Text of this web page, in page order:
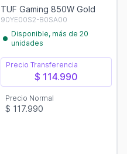
TUF Gaming 850W Gold
90YE00S2-B0SA00
Disponible, más de 20
unidades
Precio Transferencia
$ 114.990
Precio Normal
$ 117.990